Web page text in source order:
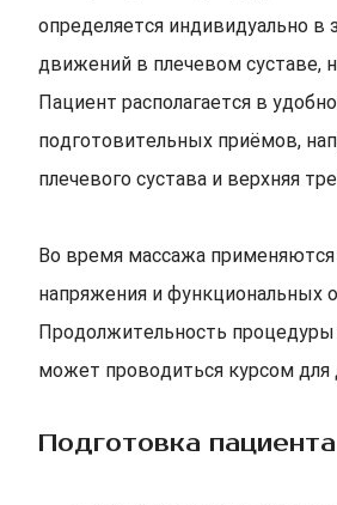
определяется индивидуально в
движений в плечевом суставе,
Пациент располагается в
подготовительных приёмов,
плечевого сустава и верхняя
Во время массажа
напряжения и функциональных
Продолжительность процедуры
может проводиться курсом для
Подготовка пациента